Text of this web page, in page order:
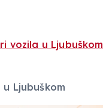
vozila u Ljubuškom